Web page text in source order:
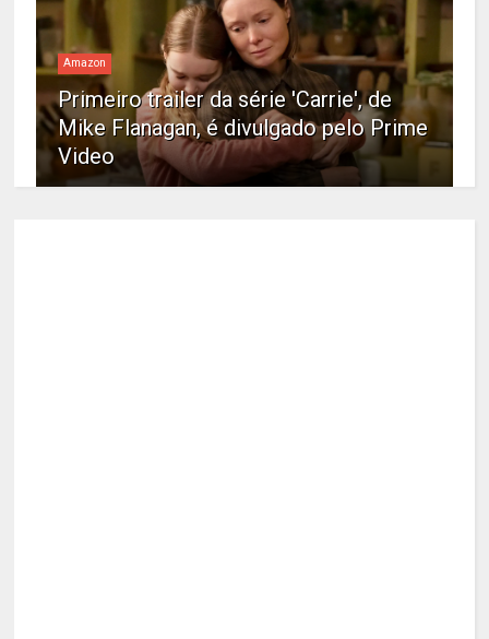
Amazon
Primeiro trailer da série 'Carrie', de
Mike Flanagan, é divulgado pelo Prime
Video